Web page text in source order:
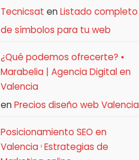
Tecnicsat en Listado completo
de símbolos para tu web
¿Qué podemos ofrecerte? •
Marabelia | Agencia Digital en
Valencia
en Precios diseño web Valencia
Posicionamiento SEO en
Valencia ᶥ Estrategias de